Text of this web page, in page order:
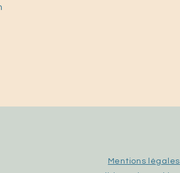
Mentions légales